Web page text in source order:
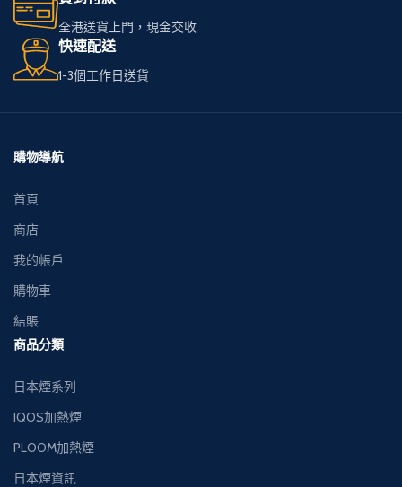
讓您享受高品質私
煙。
多種品牌和款式供您
選擇，
下單簡便，接受現金
選擇，
全港送貨上門，現金交收
快速配送
1-3個工作日送貨
購物導航
首頁
商店
我的帳戶
購物車
結賬
商品分類
日本煙系列
IQOS加熱煙
PLOOM加熱煙
日本煙資訊